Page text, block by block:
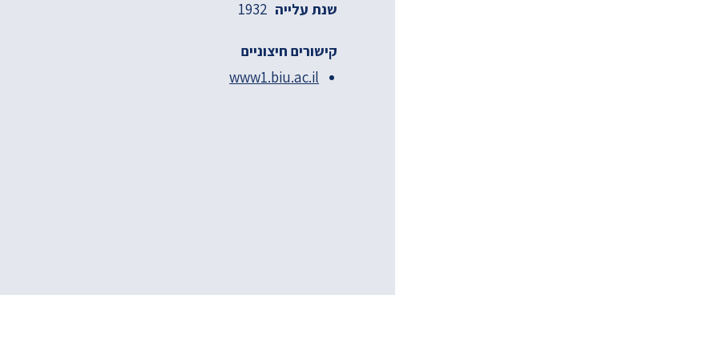
שנת עלייה
קישורים חיצוניים
www1.biu.ac.il